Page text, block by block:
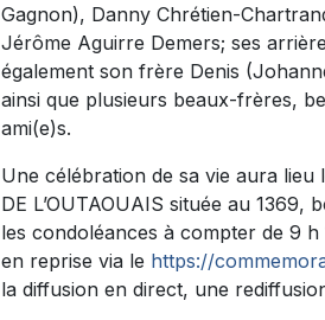
Gagnon), Danny Chrétien-
Jérôme Aguirre Demers; ses
également son frère Denis
ainsi que plusieurs beaux-frères,
ami(e)s.
Une célébration de sa vie aura lieu
DE L’OUTAOUAIS située au
les condoléances à compter de 9
en reprise via le https://
la diffusion en direct, une